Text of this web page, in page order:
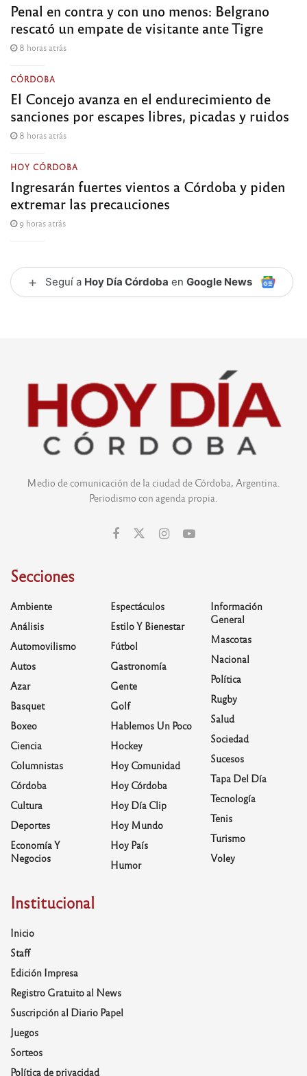
Penal en contra y con uno menos: Belgrano
rescató un empate de visitante ante Tigre
8 horas atrás
CÓRDOBA
El Concejo avanza en el endurecimiento de
sanciones por escapes libres, picadas y ruidos
8 horas atrás
HOY CÓRDOBA
Ingresarán fuertes vientos a Córdoba y piden
extremar las precauciones
9 horas atrás
+ Seguí a Hoy Día Córdoba en Google News
Medio de comunicación de la ciudad de Córdoba, Argentina.
Periodismo con agenda propia.
Secciones
Ambiente
Análisis
Automovilismo
Autos
Azar
Basquet
Boxeo
Ciencia
Columnistas
Córdoba
Cultura
Deportes
Economía Y
Negocios
Espectáculos
Estilo Y Bienestar
Fútbol
Gastronomía
Gente
Golf
Hablemos Un Poco
Hockey
Hoy Comunidad
Hoy Córdoba
Hoy Día Clip
Hoy Mundo
Hoy País
Humor
Información
General
Mascotas
Nacional
Política
Rugby
Salud
Sociedad
Sucesos
Tapa Del Día
Tecnología
Tenis
Turismo
Voley
Institucional
Inicio
Staff
Edición Impresa
Registro Gratuito al News
Suscripción al Diario Papel
Juegos
Sorteos
Política de privacidad